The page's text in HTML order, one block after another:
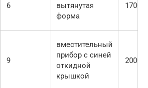
6
вытянутая
форма
1700
9
вместительный
прибор с синей
откидной
крышкой
2000